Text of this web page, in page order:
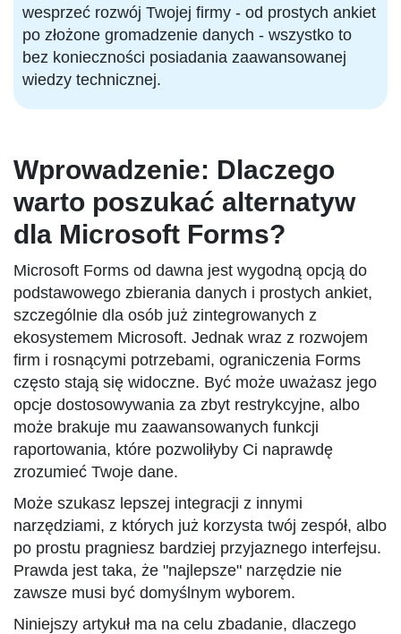
wesprzeć rozwój Twojej firmy - od prostych ankiet
po złożone gromadzenie danych - wszystko to
bez konieczności posiadania zaawansowanej
wiedzy technicznej.
Wprowadzenie: Dlaczego
warto poszukać alternatyw
dla Microsoft Forms?
Microsoft Forms od dawna jest wygodną opcją do
podstawowego zbierania danych i prostych ankiet,
szczególnie dla osób już zintegrowanych z
ekosystemem Microsoft. Jednak wraz z rozwojem
firm i rosnącymi potrzebami, ograniczenia Forms
często stają się widoczne. Być może uważasz jego
opcje dostosowywania za zbyt restrykcyjne, albo
może brakuje mu zaawansowanych funkcji
raportowania, które pozwoliłyby Ci naprawdę
zrozumieć Twoje dane.
Może szukasz lepszej integracji z innymi
narzędziami, z których już korzysta twój zespół, albo
po prostu pragniesz bardziej przyjaznego interfejsu.
Prawda jest taka, że "najlepsze" narzędzie nie
zawsze musi być domyślnym wyborem.
Niniejszy artykuł ma na celu zbadanie, dlaczego